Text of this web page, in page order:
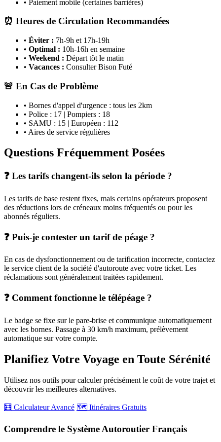
• Paiement mobile (certaines barrières)
⏰ Heures de Circulation Recommandées
• Éviter : 7h-9h et 17h-19h
• Optimal : 10h-16h en semaine
• Weekend : Départ tôt le matin
• Vacances : Consulter Bison Futé
🚨 En Cas de Problème
• Bornes d'appel d'urgence : tous les 2km
• Police : 17 | Pompiers : 18
• SAMU : 15 | Européen : 112
• Aires de service régulières
Questions Fréquemment Posées
❓ Les tarifs changent-ils selon la période ?
Les tarifs de base restent fixes, mais certains opérateurs proposent
des réductions lors de créneaux moins fréquentés ou pour les
abonnés réguliers.
❓ Puis-je contester un tarif de péage ?
En cas de dysfonctionnement ou de tarification incorrecte, contactez
le service client de la société d'autoroute avec votre ticket. Les
réclamations sont généralement traitées rapidement.
❓ Comment fonctionne le télépéage ?
Le badge se fixe sur le pare-brise et communique automatiquement
avec les bornes. Passage à 30 km/h maximum, prélèvement
automatique sur votre compte.
Planifiez Votre Voyage en Toute Sérénité
Utilisez nos outils pour calculer précisément le coût de votre trajet et
découvrir les meilleures alternatives.
🧮 Calculateur Avancé 🗺️ Itinéraires Gratuits
Comprendre le Système Autoroutier Français